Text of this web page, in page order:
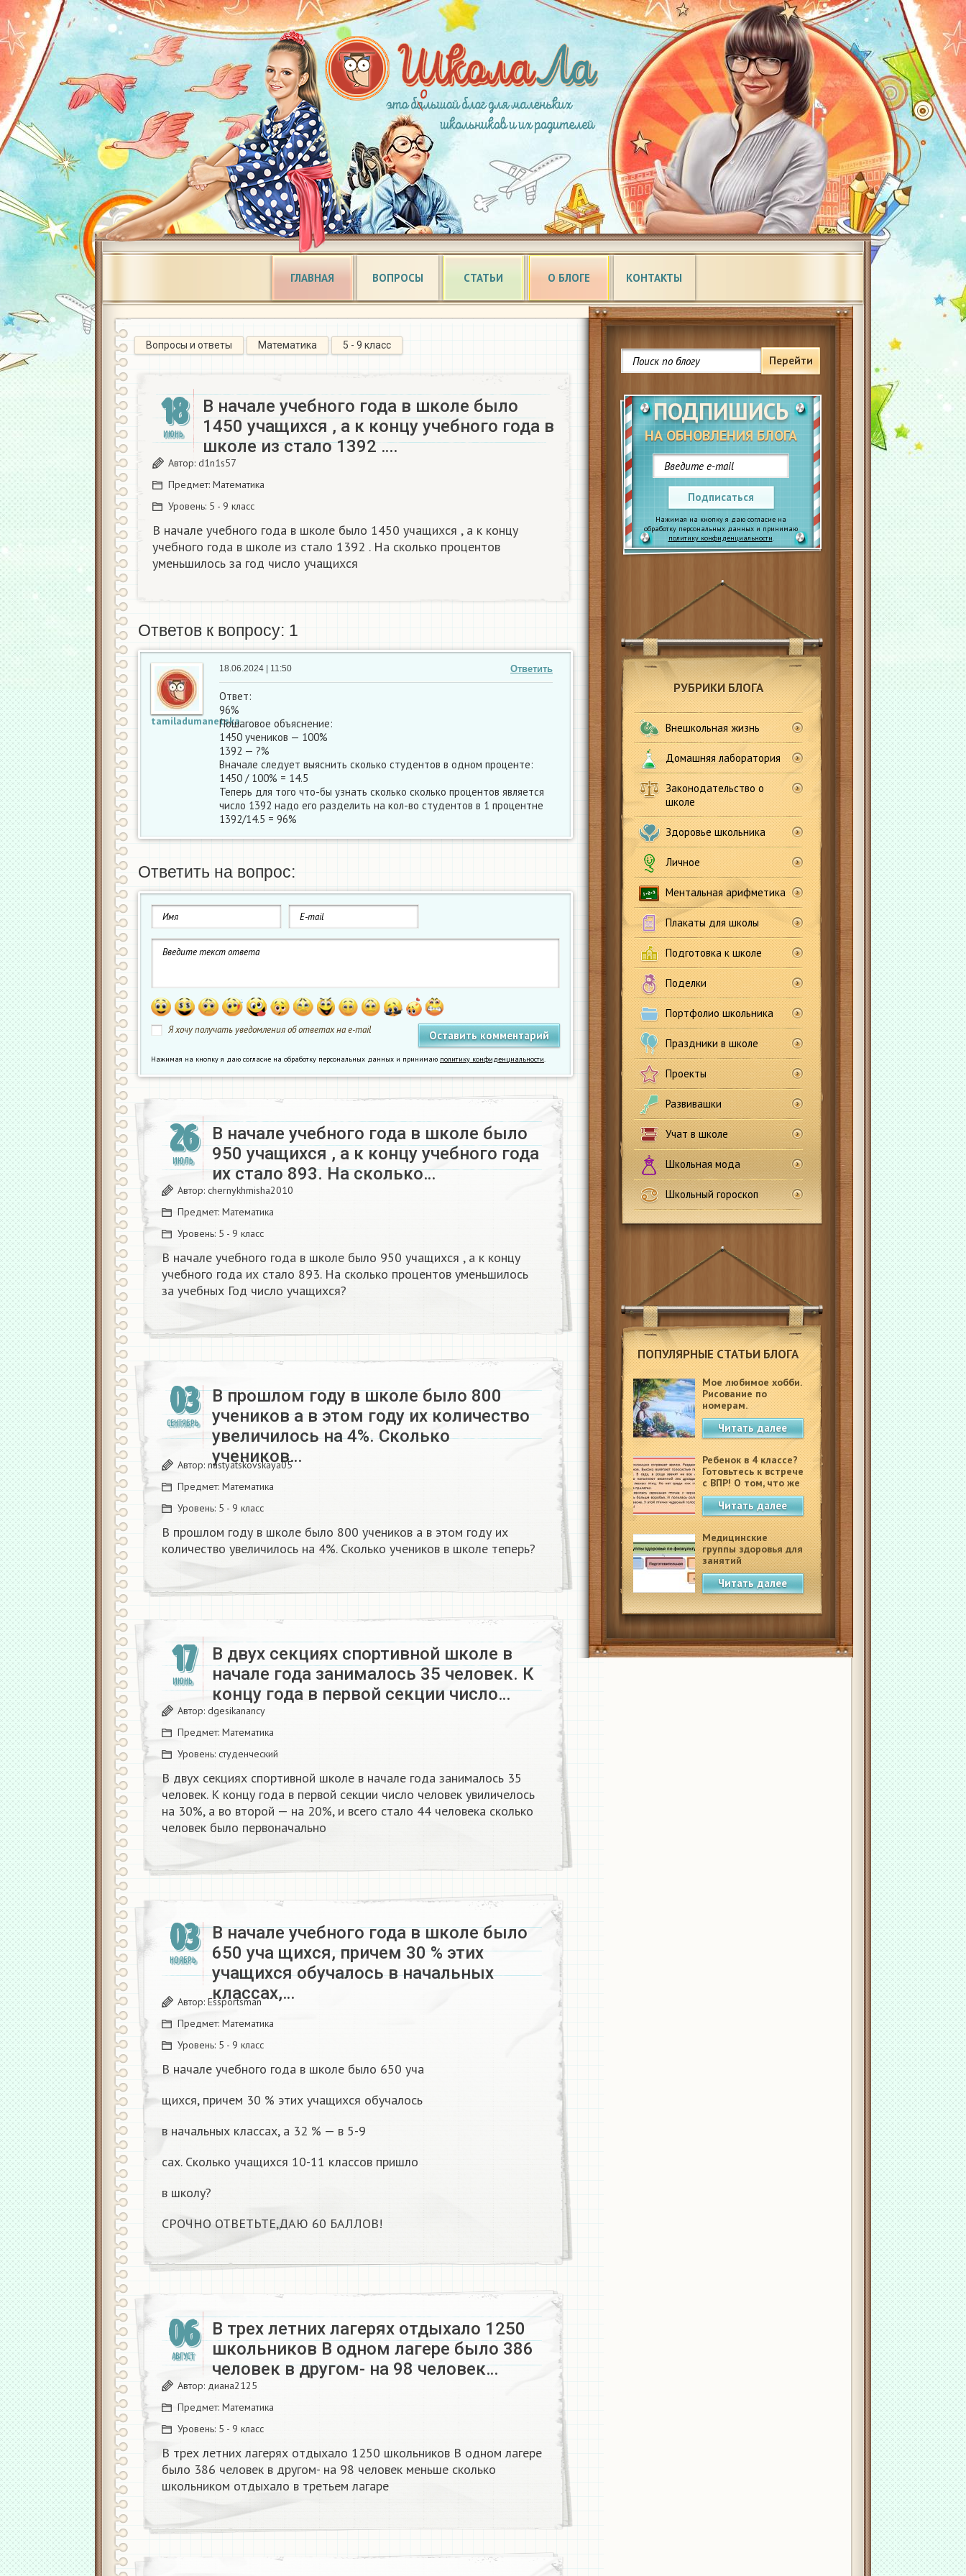
ГЛАВНАЯ ВОПРОСЫ СТАТЬИ О БЛОГЕ КОНТАКТЫ
Перейти
ПОДПИШИСЬ
НА ОБНОВЛЕНИЯ БЛОГА
Подписаться
Нажимая на кнопку я даю согласие на
обработку персональных данных и принимаю
политику конфиденциальности.
РУБРИКИ БЛОГА
Внешкольная жизнь
Домашняя лаборатория
Законодательство о
школе
Здоровье школьника
Личное
Ментальная арифметика
Плакаты для школы
Подготовка к школе
Поделки
Портфолио школьника
Праздники в школе
Проекты
Развивашки
Учат в школе
Школьная мода
Школьный гороскоп
ПОПУЛЯРНЫЕ СТАТЬИ БЛОГА
Мое любимое хобби.
Рисование по
номерам.
Читать далее
Ребенок в 4 классе?
Готовьтесь к встрече
с ВПР! О том, что же
это такое.
Читать далее
Медицинские
группы здоровья для
занятий
физкультурой в
школеЧитать далее
Вопросы и ответы Математика 5 - 9 класс
18
ИЮНЬ
В начале учебного года в школе было
1450 учащихся , а к концу учебного года в
школе из стало 1392 ….
Автор: d1n1s57
Предмет: Математика
Уровень: 5 - 9 класс
В начале учебного года в школе было 1450 учащихся , а к концу
учебного года в школе из стало 1392 . На сколько процентов
уменьшилось за год число учащихся
Ответов к вопросу: 1
tamiladumanetska
Ответить
18.06.2024 | 11:50
Ответ:
96%
Пошаговое объяснение:
1450 учеников — 100%
1392 — ?%
Вначале следует выяснить сколько студентов в одном проценте:
1450 / 100% = 14.5
Теперь для того что-бы узнать сколько сколько процентов является
число 1392 надо его разделить на кол-во студентов в 1 процентне
1392/14.5 = 96%
Ответить на вопрос:
Я хочу получать уведомления об ответах на e-mail
Нажимая на кнопку я даю согласие на обработку персональных данных и принимаю политику конфиденциальности.
26
ИЮЛЬ
В начале учебного года в школе было
950 учащихся , а к концу учебного года
их стало 893. На сколько…
Автор: chernykhmisha2010
Предмет: Математика
Уровень: 5 - 9 класс
В начале учебного года в школе было 950 учащихся , а к концу
учебного года их стало 893. На сколько процентов уменьшилось
за учебных Год число учащихся?
03
СЕНТЯБРЬ
В прошлом году в школе было 800
учеников а в этом году их количество
увеличилось на 4%. Сколько
учеников…
Автор: nastyatskovskaya05
Предмет: Математика
Уровень: 5 - 9 класс
В прошлом году в школе было 800 учеников а в этом году их
количество увеличилось на 4%. Сколько учеников в школе теперь?
17
ИЮНЬ
В двух секциях спортивной школе в
начале года занималось 35 человек. К
концу года в первой секции число…
Автор: dgesikanancy
Предмет: Математика
Уровень: студенческий
В двух секциях спортивной школе в начале года занималось 35
человек. К концу года в первой секции число человек увиличелось
на 30%, а во второй — на 20%, и всего стало 44 человека сколько
человек было первоначально
03
НОЯБРЬ
В начале учебного года в школе было
650 уча щихся, причем 30 % этих
учащихся обучалось в начальных
классах,…
Автор: Essportsman
Предмет: Математика
Уровень: 5 - 9 класс
В начале учебного года в школе было 650 уча
щихся, причем 30 % этих учащихся обучалось
в начальных классах, а 32 % — в 5-9
сах. Сколько учащихся 10-11 классов пришло
в школу?
СРОЧНО ОТВЕТЬТЕ,ДАЮ 60 БАЛЛОВ!
06
АВГУСТ
В трех летних лагерях отдыхало 1250
школьников В одном лагере было 386
человек в другом- на 98 человек…
Автор: диана2125
Предмет: Математика
Уровень: 5 - 9 класс
В трех летних лагерях отдыхало 1250 школьников В одном лагере
было 386 человек в другом- на 98 человек меньше сколько
школьником отдыхало в третьем лагаре